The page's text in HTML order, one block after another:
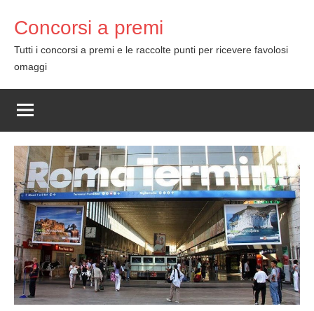
content
Concorsi a premi
Tutti i concorsi a premi e le raccolte punti per ricevere favolosi
omaggi